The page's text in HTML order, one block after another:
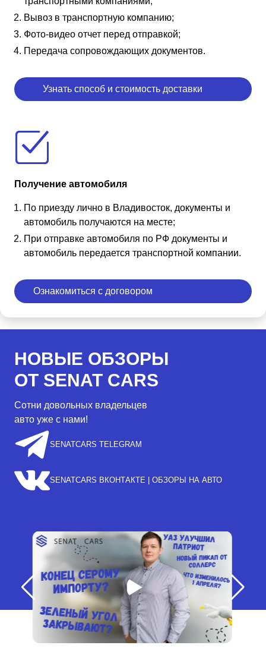
Вывоз в транспортную компанию;
Фото-видео отчет перед отправкой;
Передача сопровождающих документов.
Узнать способ и стоимость доставки
Получение автомобиля
По приезду лично в Владивосток, документы и
автомобиль получаются на месте;
При отправке автомобиля по РФ документы и
автомобиль передается транспортной компании.
Ознакомиться с договором
НОВЫЕ ОБЗОРЫ
ОТ SENAT CARS
Сотни довольных владельцев
авто уже с нами!
SENATCARS TELEGRAM
SENATCARS ВКОНТАКТЕ | ОБЗОРЫ НА АВТО